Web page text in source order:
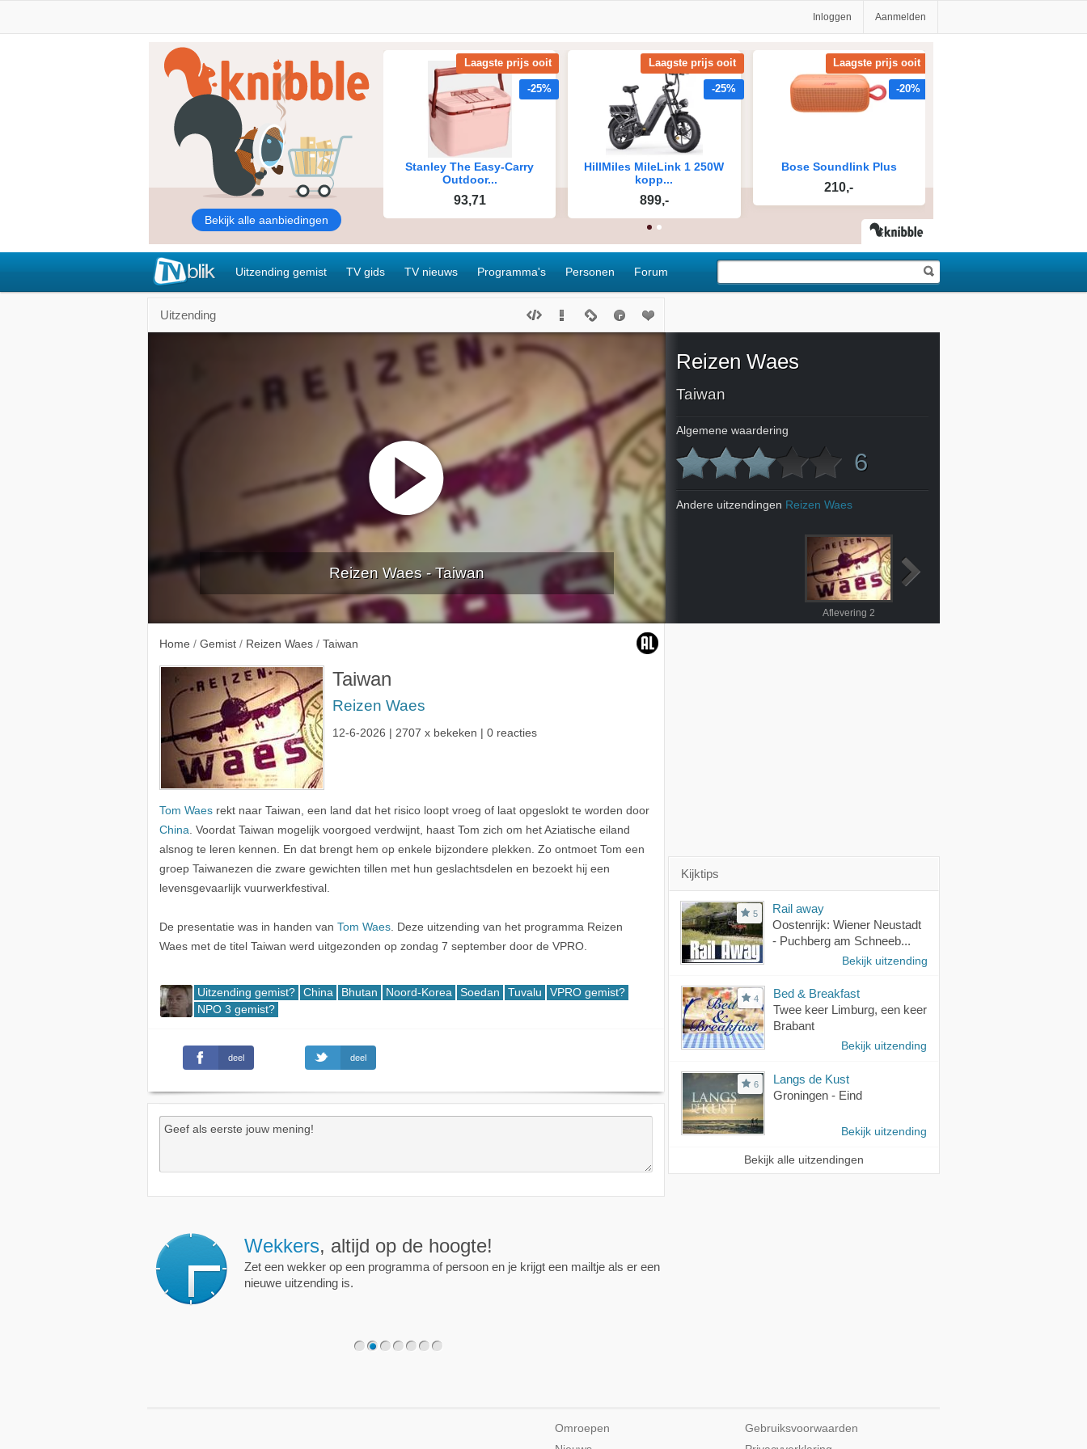
Inloggen Aanmelden
Uitzending gemist TV gids TV nieuws Programma's Personen Forum
Uitzending
Reizen Waes - Taiwan
Home / Gemist / Reizen Waes / Taiwan
Taiwan
Reizen Waes
12-6-2026 | 2707 x bekeken | 0 reacties
Tom Waes rekt naar Taiwan, een land dat het risico loopt vroeg of laat opgeslokt te worden door
China . Voordat Taiwan mogelijk voorgoed verdwijnt, haast Tom zich om het Aziatische eiland
alsnog te leren kennen. En dat brengt hem op enkele bijzondere plekken. Zo ontmoet Tom een
groep Taiwanezen die zware gewichten tillen met hun geslachtsdelen en bezoekt hij een
levensgevaarlijk vuurwerkfestival.
De presentatie was in handen van Tom Waes . Deze uitzending van het programma Reizen
Waes met de titel Taiwan werd uitgezonden op zondag 7 september door de VPRO.
Uitzending gemist? China Bhutan Noord-Korea Soedan Tuvalu
VPRO gemist?
NPO 3 gemist?
deel deel
Reizen Waes
Taiwan
Algemene waardering
6
Andere uitzendingen Reizen Waes
Aflevering 2
Kijktips
5
Rail away
Oostenrijk: Wiener Neustadt
- Puchberg am Schneeb...
Bekijk uitzending
4
Bed & Breakfast
Twee keer Limburg, een keer
Brabant
Bekijk uitzending
6
Langs de Kust
Groningen - Eind
Bekijk uitzending
Bekijk alle uitzendingen
Wekkers, altijd op de hoogte!
Zet een wekker op een programma of persoon en je krijgt een mailtje als er een
nieuwe uitzending is.
Omroepen
Gebruiksvoorwaarden